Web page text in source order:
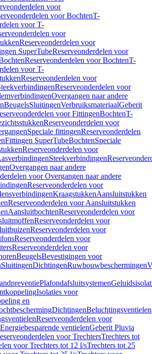
voor
voor BochtenT-
voor T-
voor
Reserveonderdelen voor
SuperTubeReserveonderdelen voor
Reserveonderdelen voor BochtenT-
voor T-
Reserveonderdelen voor
Reserveonderdelen voor
Overgangen naar andere
BeugelsSluitingenVerbruiksmateriaalGeberit
voor FittingenBochtenT-
Reserveonderdelen voor
Speciale fittingenReserveonderdelen
Fittingen SuperTubeBochtenSpeciale
Reserveonderdelen voor
Steekverbindingen
Overgangen naar andere
voor Overgangen naar andere
Reserveonderdelen voor
KraagstukkenAansluitstukken
Reserveonderdelen voor Aansluitstukken
AansluitbochtenReserveonderdelen voor
Reserveonderdelen voor
Reserveonderdelen voor
Reserveonderdelen voor
Reserveonderdelen voor
BeugelsBevestigingen voor
SluitingenDichtingenRuwbouwbeschermingen
Plafondafsluitsystemen
Isolaties voor
en
DichtingenBeluchtingsventielen
Reserveonderdelen voor
Energiebesparende ventielenGeberit Pluvia
voor TrechtersTrechters tot
voor Trechters tot 12 l/sTrechters tot 25